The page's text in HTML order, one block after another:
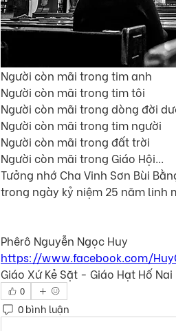
Người còn mãi trong tim anh
Người còn mãi trong tim tôi
Người còn mãi trong dòng đời
Người còn mãi trong tim người
Người còn mãi trong đất trời
Người còn mãi trong Giáo Hội...
Tưởng nhớ Cha Vinh Sơn Bùi
trong ngày kỷ niệm 25 năm linh
Phêrô Nguyễn Ngọc Huy
https://www.facebook.com/
Giáo Xứ Kẻ Sặt - Giáo Hạt Hố
0
0 bình luận